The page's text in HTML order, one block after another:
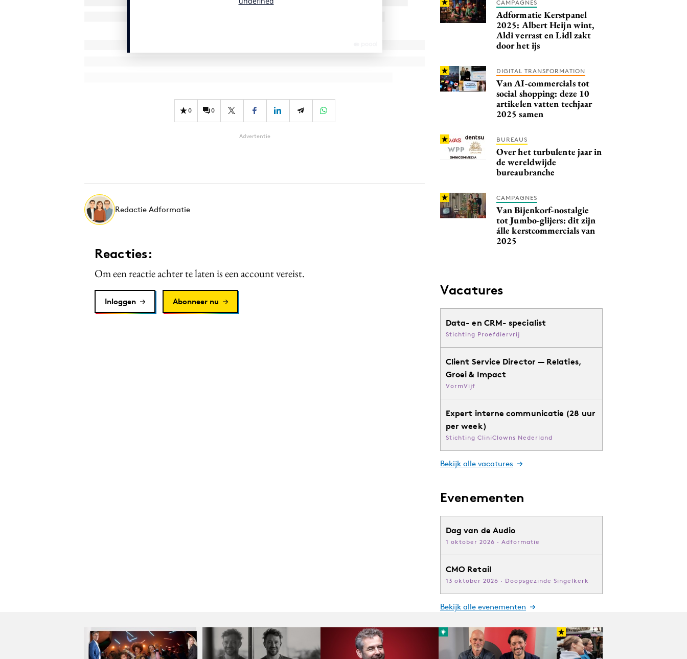
0 0
Advertentie
Redactie Adformatie
Reacties:
Om een reactie achter te laten is een account vereist.
Inloggen Abonneer nu
CAMPAGNES
Adformatie Kerstpanel
2025: Albert Heijn wint,
Aldi verrast en Lidl zakt
door het ijs
DIGITAL TRANSFORMATION
Van AI-commercials tot
social shopping: deze 10
artikelen vatten techjaar
2025 samen
BUREAUS
Over het turbulente jaar in
de wereldwijde
bureaubranche
CAMPAGNES
Van Bijenkorf-nostalgie
tot Jumbo-glijers: dit zijn
álle kerstcommercials van
2025
Vacatures
Data- en CRM- specialist
Stichting Proefdiervrij
Client Service Director — Relaties,
Groei & Impact
VormVijf
Expert interne communicatie (28 uur
per week)
Stichting CliniClowns Nederland
Bekijk alle vacatures
Evenementen
Dag van de Audio
1 oktober 2026 · Adformatie
CMO Retail
13 oktober 2026 · Doopsgezinde Singelkerk
Bekijk alle evenementen